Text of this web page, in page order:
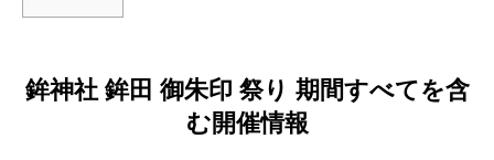
鉾神社 鉾田 御朱印 祭り 期間すべてを含
む開催情報